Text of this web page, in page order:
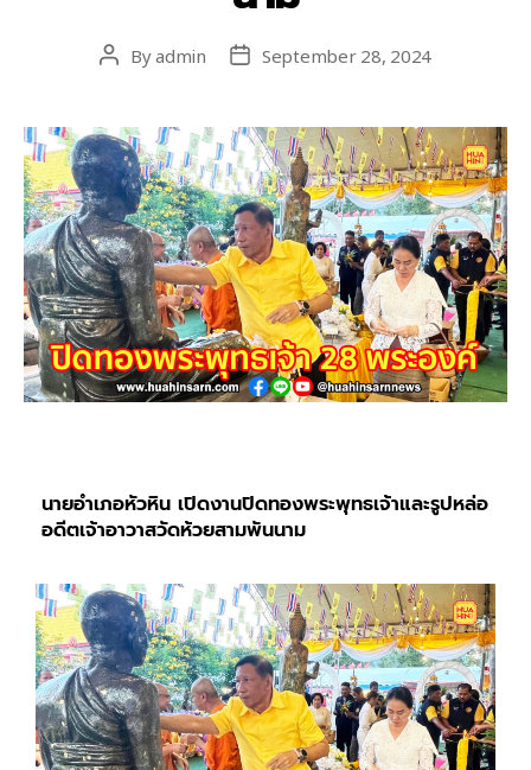
เจ้าอาวาสวัดห้วยสามพันนาม